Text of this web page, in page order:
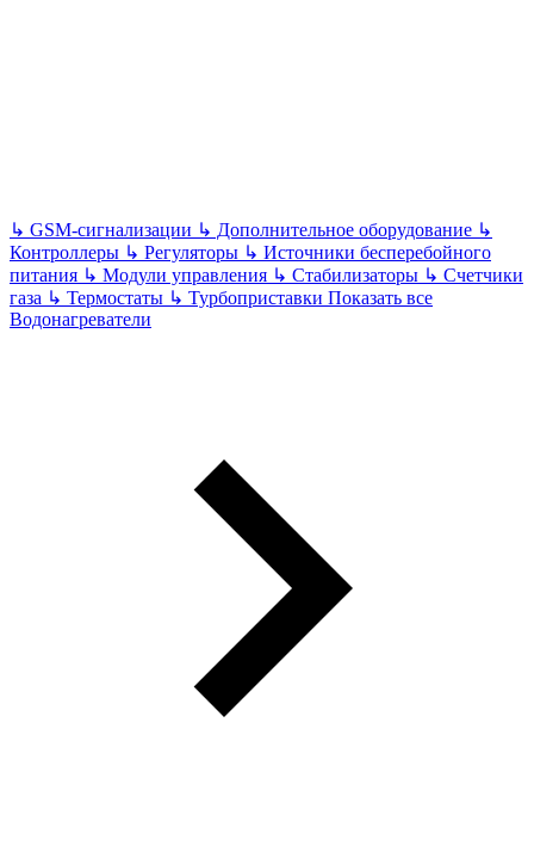
↳ GSM-сигнализации ↳ Дополнительное оборудование ↳
Контроллеры ↳ Регуляторы ↳ Источники бесперебойного
питания ↳ Модули управления ↳ Стабилизаторы ↳ Счетчики
газа ↳ Термостаты ↳ Турбоприставки Показать все
Водонагреватели